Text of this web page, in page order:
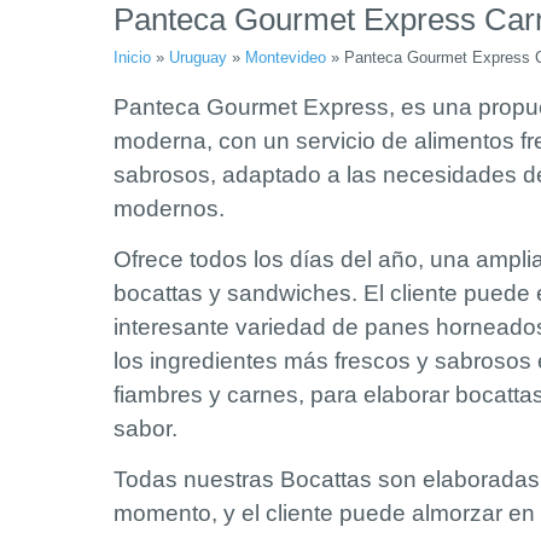
Panteca Gourmet Express
Inicio » Uruguay » Montevideo » Panteca Gourmet Express
Panteca Gourmet Express, es una
moderna, con un servicio de alimentos
sabrosos, adaptado a las necesidades
modernos.
Ofrece todos los días del año, una
bocattas y sandwiches. El cliente puede
interesante variedad de panes
los ingredientes más frescos y
fiambres y carnes, para elaborar
sabor.
Todas nuestras Bocattas son
momento, y el cliente puede almorzar en